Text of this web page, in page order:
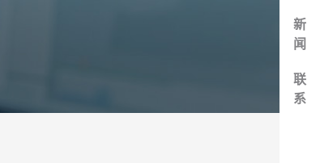
新
闻
联
系